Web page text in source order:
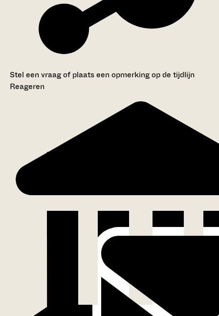
Stel een vraag of plaats een opmerking op de tijdlijn
Reageren